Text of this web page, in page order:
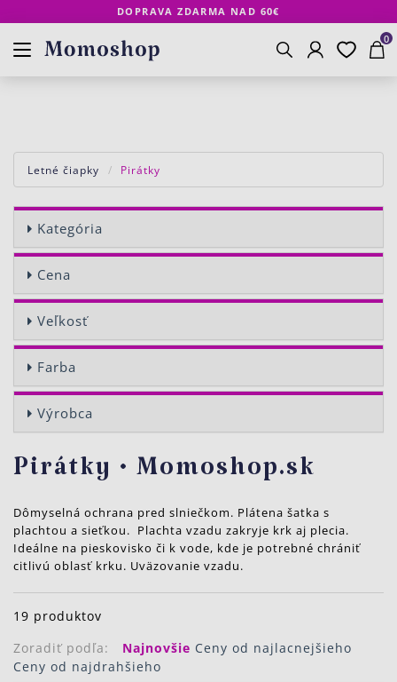
DOPRAVA ZDARMA NAD 60€
Vyhľadávanie
Košík
0
Obľúbené
Letné čiapky Pirátky
Kategória
Cena
Veľkosť
Farba
Výrobca
Pirátky • Momoshop.sk
Dômyselná ochrana pred slniečkom. Plátena šatka s
plachtou a sieťkou. Plachta vzadu zakryje krk aj plecia.
Ideálne na pieskovisko či k vode, kde je potrebné chrániť
citlivú oblasť krku. Uväzovanie vzadu.
19 produktov
Zoradiť podľa: Najnovšie Ceny od najlacnejšieho
Ceny od najdrahšieho